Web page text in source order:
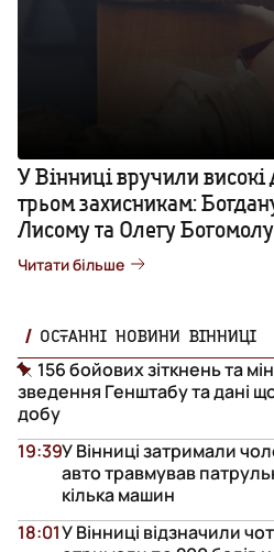
У Вінниці вручили
трьом захисникам:
Лисому та Олегу Богомолу
Читати більше
ОСТАННІ НОВИНИ ВІННИЦІ
156 бойових зіткнень та
зведення Генштабу та дані
добу
У Вінниці затримали
авто травмував
кілька машин
19:39
У Вінниці відзначили
18:01